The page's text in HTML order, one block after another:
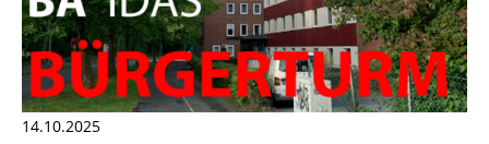
14.10.2025